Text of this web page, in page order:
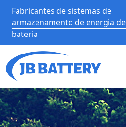
Fabricantes de sistemas de
armazenamento de energia de
bateria